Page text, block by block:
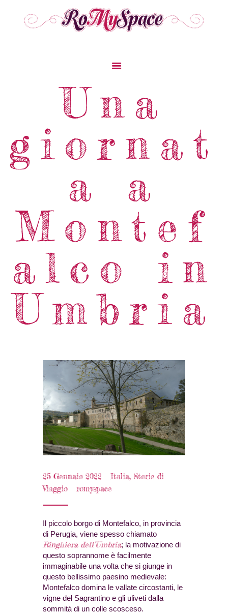
Una
giornat
a a
Montef
alco in
Umbria
Home
Storie Di Viaggio
Cibo Dal Mondo
Viaggia Con Noi
Chi Siamo
Contatti
25 Gennaio 2022 Italia, Storie di
Viaggio
romyspace
Il piccolo borgo di Montefalco, in provincia
di Perugia, viene spesso chiamato
Ringhiera dell’Umbria; la motivazione di
questo soprannome è facilmente
immaginabile una volta che si giunge in
questo bellissimo paesino medievale:
Montefalco domina le vallate circostanti, le
vigne del Sagrantino e gli uliveti dalla
sommità di un colle scosceso.